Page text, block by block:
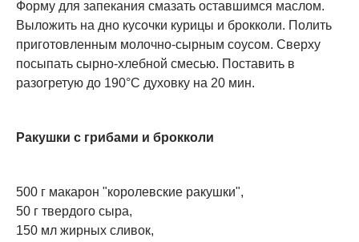
Форму для запекания смазать оставшимся маслом.
Выложить на дно кусочки курицы и брокколи. Полить
приготовленным молочно-сырным соусом. Сверху
посыпать сырно-хлебной смесью. Поставить в
разогретую до 190°С духовку на 20 мин.
Ракушки с грибами и брокколи
500 г макарон "королевские ракушки",
50 г твердого сыра,
150 мл жирных сливок,